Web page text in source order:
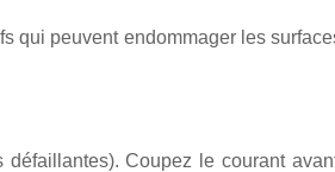
qui peuvent endommager les
Coupez le courant